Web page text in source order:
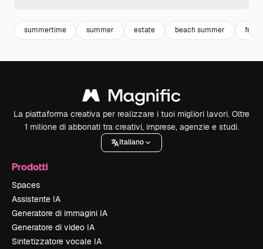
summertime summer estate beach summer ferie
La piattaforma creativa per realizzare i tuoi migliori lavori. Oltre
1 milione di abbonati tra creativi, imprese, agenzie e studi.
Italiano
Prodotti
Spaces
Assistente IA
Generatore di immagini IA
Generatore di video IA
Sintetizzatore vocale IA